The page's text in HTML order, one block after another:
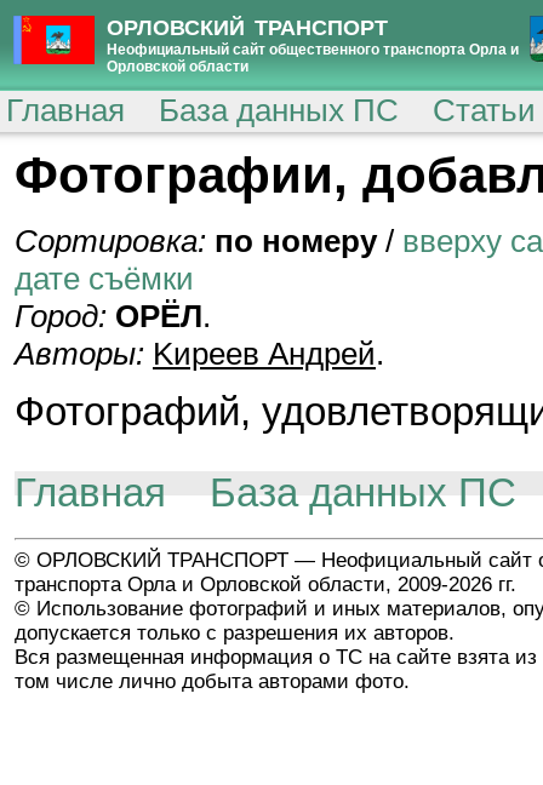
ОРЛОВСКИЙ ТРАНСПОРТ
Неофициальный сайт общественного транспорта Орла и
Орловской области
Главная База данных ПС
Фотографии,
Сортировка: по номеру/ вверху
дате съёмки
Город: ОРЁЛ.
Авторы: Kиpeeв Aндpeй.
Фотографий,
Главная
База данных ПС
© ОРЛОВСКИЙ ТРАНСПОРТ — Неофициальный сайт
транспорта Орла и Орловской области, 2009-2026 гг.
© Использование фотографий и иных материалов,
допускается только с разрешения их авторов.
Вся размещенная информация о ТС на сайте взята из
том числе лично добыта авторами фото.